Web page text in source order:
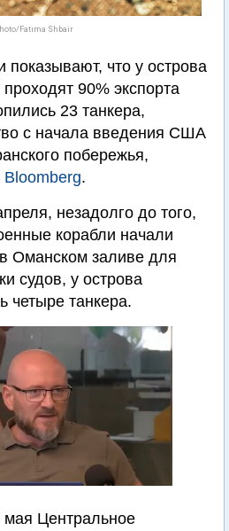
Fatima Shbair
показывают, что у острова
90% экспорта
23 танкера,
с начала введения США
побережья,
Bloomberg.
незадолго до того,
корабли начали
Оманском заливе для
судов, у острова
четыре танкера.
Центральное